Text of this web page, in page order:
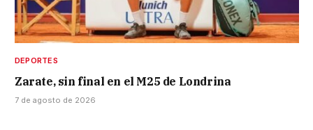
DEPORTES
Zarate, sin final en el M25 de Londrina
7 de agosto de 2026